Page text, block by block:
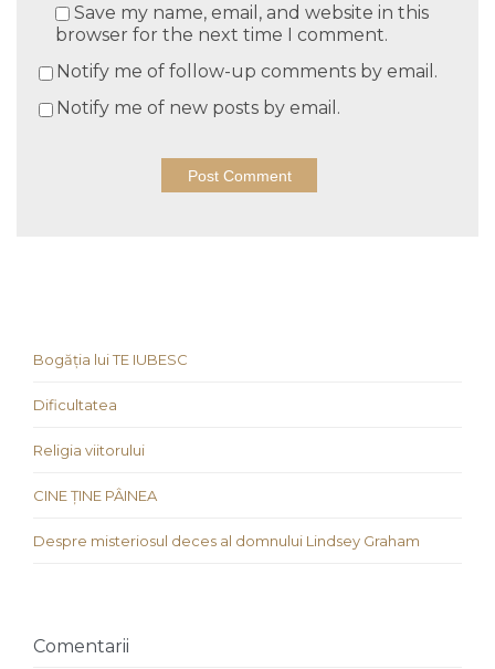
Save my name, email, and website in this
browser for the next time I comment.
Notify me of follow-up comments by email.
Notify me of new posts by email.
Bogăția lui TE IUBESC
Dificultatea
Religia viitorului
CINE ȚINE PÂINEA
Despre misteriosul deces al domnului Lindsey Graham
Comentarii